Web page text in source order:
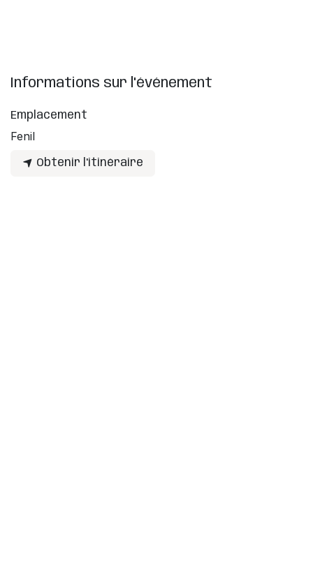
Informations sur l'événement
Emplacement
Fenil
Obtenir l'itinéraire